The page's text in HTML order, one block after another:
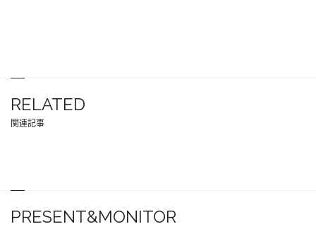
RELATED
関連記事
PRESENT&MONITOR